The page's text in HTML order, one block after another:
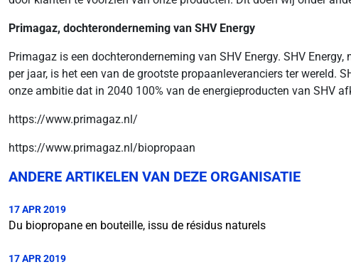
Primagaz, dochteronderneming van SHV Energy
Primagaz is een dochteronderneming van SHV Energy. SHV
per jaar, is het een van de grootste propaanleveranciers ter wereld.
onze ambitie dat in 2040 100% van de energieproducten van SHV
https://www.primagaz.nl/
https://www.primagaz.nl/biopropaan
ANDERE ARTIKELEN VAN DEZE ORGANISATIE
17 APR 2019
Du biopropane en bouteille, issu de résidus naturels
17 APR 2019